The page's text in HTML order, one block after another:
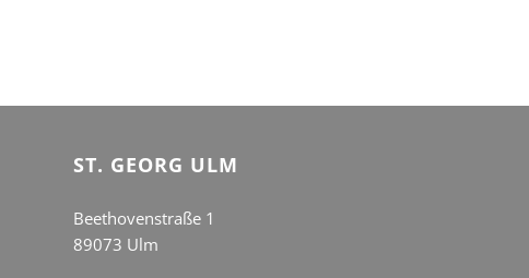
ST. GEORG ULM
Beethovenstraße 1
89073 Ulm